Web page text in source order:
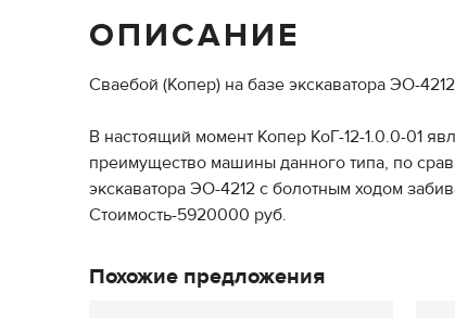
ОПИСАНИЕ
Сваебой (Копер) на базе экскаватора ЭО-4212
В настоящий момент Копер КоГ-12-1.0.0-01
преимущество машины данного типа, по
экскаватора ЭО-4212 с болотным ходом
Стоимость-5920000 руб.
Похожие предложения